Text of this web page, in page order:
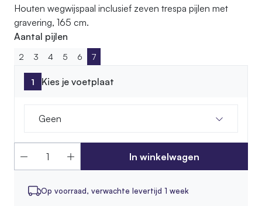
Houten wegwijspaal inclusief zeven trespa pijlen met
gravering, 165 cm.
Aantal pijlen
2 3 4 5 6 7
Kies je voetplaat
Geen
In winkelwagen
Op voorraad, verwachte levertijd 1 week